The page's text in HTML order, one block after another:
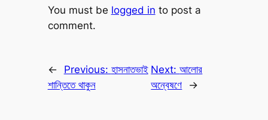
You must be logged in to post a
comment.
← Previous: হাসনাতভাই
শান্তিতে থাকুন
Next:আলোর
অন্বেষণে
→